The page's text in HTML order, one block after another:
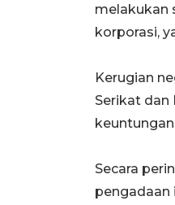
melakukan
korporasi,
Kerugian
Serikat dan
Secara
pengadaan